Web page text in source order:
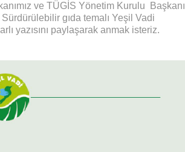
ve TÜGİS Yönetim Kurulu Başkanı
Sürdürülebilir gıda temalı Yeşil Vadi
yazısını paylaşarak anmak isteriz.